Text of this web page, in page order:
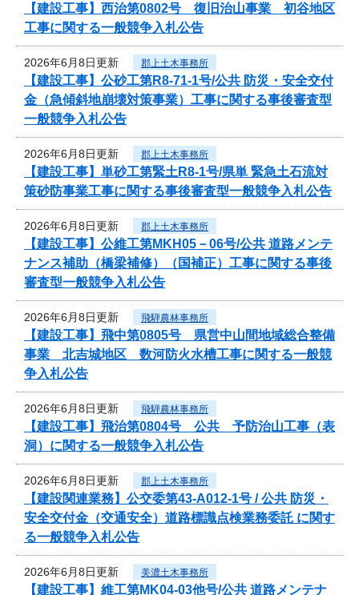
【建設工事】西治第0802号 復旧治山事業 初谷地区
工事に関する一般競争入札公告
2026年6月8日更新 郡上土木事務所
【建設工事】公砂工第R8-71-1号/公共 防災・安全交付
金（急傾斜地崩壊対策事業）工事に関する事後審査型
一般競争入札公告
2026年6月8日更新 郡上土木事務所
【建設工事】単砂工第緊土R8-1号/県単 緊急土石流対
策砂防事業工事に関する事後審査型一般競争入札公告
2026年6月8日更新 郡上土木事務所
【建設工事】公維工第MKH05－06号/公共 道路メンテ
ナンス補助（橋梁補修）（国補正）工事に関する事後
審査型一般競争入札公告
2026年6月8日更新 飛騨農林事務所
【建設工事】飛中第0805号 県営中山間地域総合整備
事業 北吉城地区 数河防火水槽工事に関する一般競
争入札公告
2026年6月8日更新 飛騨農林事務所
【建設工事】飛治第0804号 公共 予防治山工事（表
洞）に関する一般競争入札公告
2026年6月8日更新 郡上土木事務所
【建設関連業務】公交委第43-A012-1号 / 公共 防災・
安全交付金（交通安全）道路標識点検業務委託 に関す
る一般競争入札公告
2026年6月8日更新 美濃土木事務所
【建設工事】維工第MK04-03他号/公共 道路メンテナ